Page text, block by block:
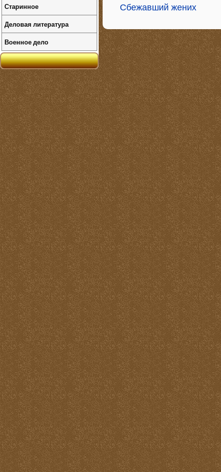
Сбежавший жених
Старинное
Деловая литература
Военное дело